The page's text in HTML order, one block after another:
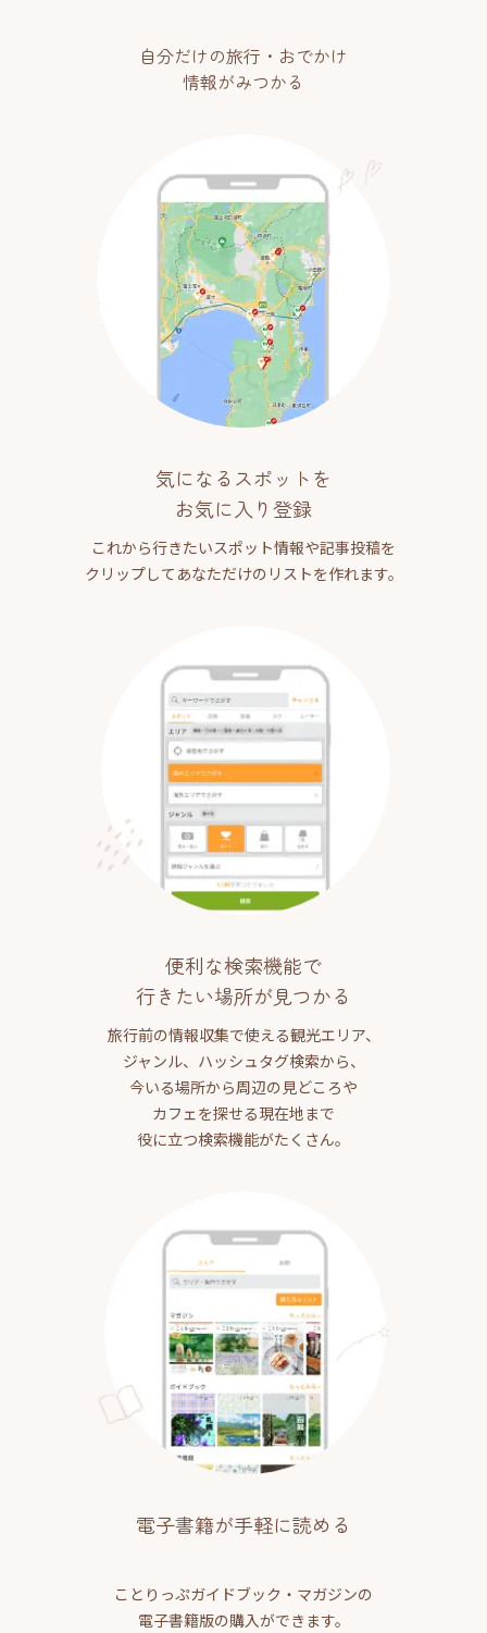
自分だけの旅行・おでかけ
情報がみつかる
気になるスポットを
お気に入り登録
これから行きたいスポット情報や記事投稿を
クリップしてあなただけのリストを作れます。
便利な検索機能で
行きたい場所が見つかる
旅行前の情報収集で使える観光エリア、
ジャンル、ハッシュタグ検索から、
今いる場所から周辺の見どころや
カフェを探せる現在地まで
役に立つ検索機能がたくさん。
電子書籍が手軽に読める
ことりっぷガイドブック・マガジンの
電子書籍版の購入ができます。